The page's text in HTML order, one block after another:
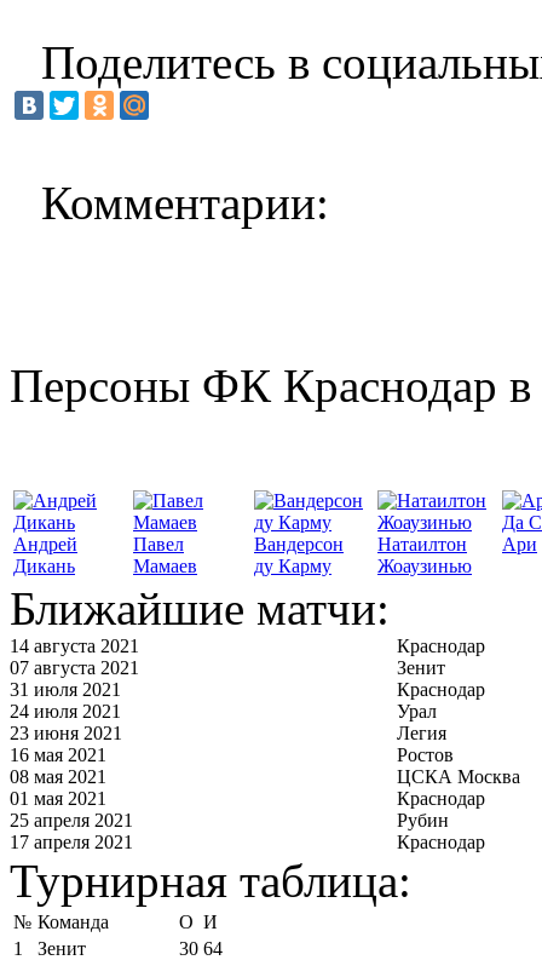
Поделитесь в
Комментарии:
Персоны ФК Краснодар в
Андрей
Дикань
Павел
Мамаев
Вандерсон
ду Карму
Натаилтон
Жоаузинью
Да
Ари
Ближайшие матчи:
14 августа 2021
Краснодар
07 августа 2021
Зенит
31 июля 2021
Краснодар
24 июля 2021
Урал
23 июня 2021
Легия
16 мая 2021
Ростов
08 мая 2021
ЦСКА Москва
01 мая 2021
Краснодар
25 апреля 2021
Рубин
17 апреля 2021
Краснодар
Турнирная таблица:
№ Команда О И
1
Зенит 30 64